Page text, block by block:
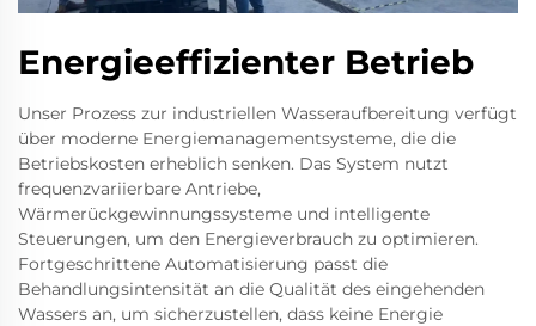
Energieeffizienter Betrieb
Unser Prozess zur industriellen Wasseraufbereitung verfügt
über moderne Energiemanagementsysteme, die die
Betriebskosten erheblich senken. Das System nutzt
frequenzvariierbare Antriebe,
Wärmerückgewinnungssysteme und intelligente
Steuerungen, um den Energieverbrauch zu optimieren.
Fortgeschrittene Automatisierung passt die
Behandlungsintensität an die Qualität des eingehenden
Wassers an, um sicherzustellen, dass keine Energie